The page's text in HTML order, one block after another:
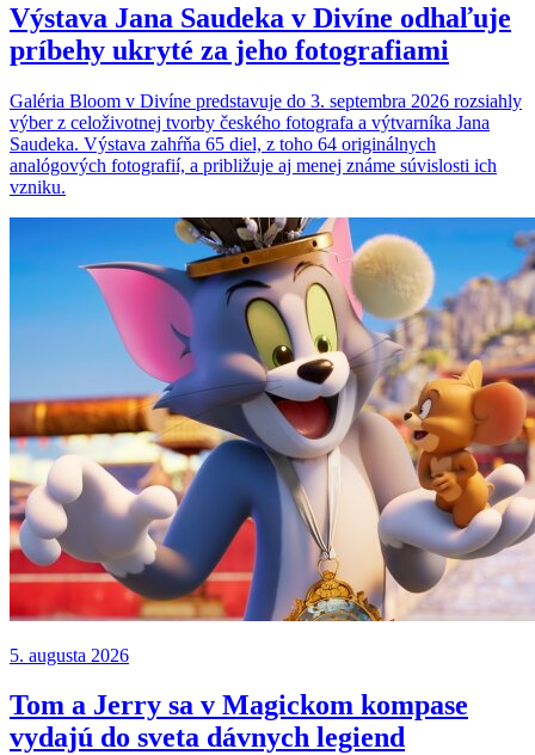
Výstava Jana Saudeka v Divíne odhaľuje
príbehy ukryté za jeho fotografiami
Galéria Bloom v Divíne predstavuje do 3. septembra 2026 rozsiahly
výber z celoživotnej tvorby českého fotografa a výtvarníka Jana
Saudeka. Výstava zahŕňa 65 diel, z toho 64 originálnych
analógových fotografií, a približuje aj menej známe súvislosti ich
vzniku.
5. augusta 2026
Tom a Jerry sa v Magickom kompase
vydajú do sveta dávnych legiend